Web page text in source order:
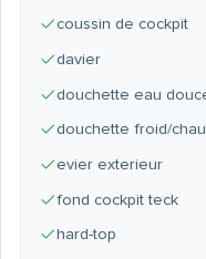
coussin de cockpit
davier
douchette eau
douchette froid/
evier exterieur
fond cockpit teck
hard-top